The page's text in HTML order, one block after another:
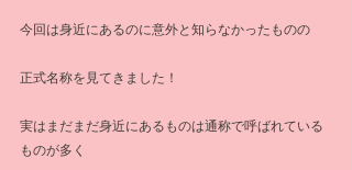
今回は身近にあるのに意外と知らなかったものの
正式名称を見てきました！
実はまだまだ身近にあるものは通称で呼ばれている
ものが多く